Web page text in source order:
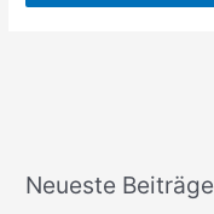
Neueste Beiträge
T
Z